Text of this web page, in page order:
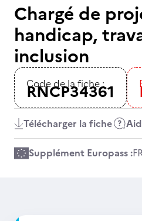
Chargé de
handicap,
inclusion
Code de la fiche :
RNCP34361
Télécharger la fiche
Supplément Europass :